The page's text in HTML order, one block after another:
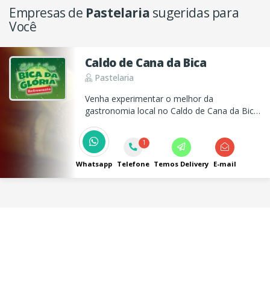
Empresas de Pastelaria sugeridas para
Você
Caldo de Cana da Bica
Pastelaria
Venha experimentar o melhor da
gastronomia local no Caldo de Cana da Bica:
refrescante e muito mais!
Whatsapp
1
Telefone Temos Delivery E-mail